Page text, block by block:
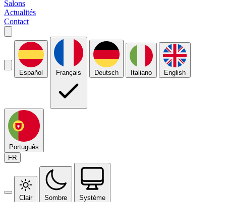
Salons
Actualités
Contact
Español Français Deutsch Italiano English
Português
FR
Clair Sombre Système